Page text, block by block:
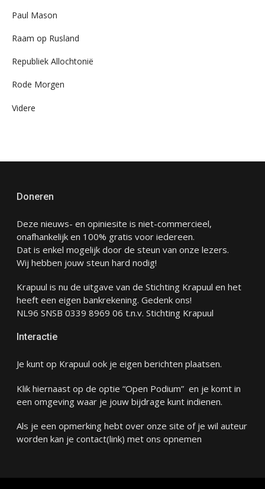
Paul Mason
Raam op Rusland
Republiek Allochtonië
Rode Morgen
Videre
Doneren
Deze nieuws- en opiniesite is niet-commercieel,
onafhankelijk en 100% gratis voor iedereen.
Dat is enkel mogelijk door de steun van onze lezers.
Wij hebben jouw steun hard nodig!
Krapuul is nu de uitgave van de Stichting Krapuul en het
heeft een eigen bankrekening. Gedenk ons!
NL96 SNSB 0339 8969 06 t.n.v. Stichting Krapuul
Interactie
Je kunt op Krapuul ook je eigen berichten plaatsen.
Klik hiernaast op de optie “Open Podium” en je komt in
een omgeving waar je jouw bijdrage kunt indienen.
Als je een opmerking hebt over onze site of je wil auteur
worden kan je contact(link) met ons opnemen